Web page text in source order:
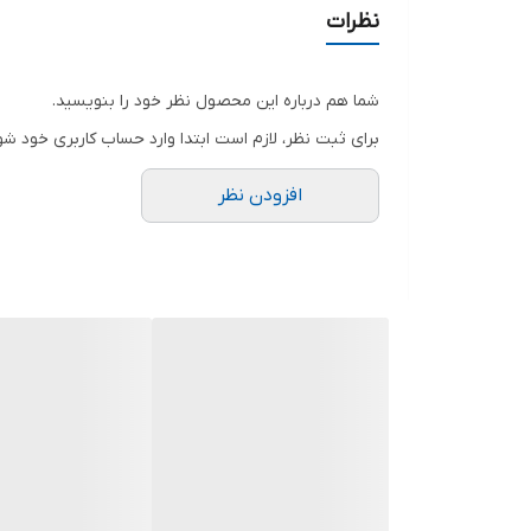
نظرات
شما هم درباره این محصول نظر خود را بنویسید.
برای ثبت نظر، لازم است ابتدا وارد حساب کاربری خود
افزودن نظر